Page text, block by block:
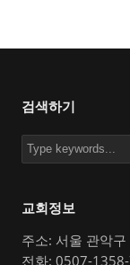
검색하기
교회정보
주소: 서울 관악
전화: 0507-